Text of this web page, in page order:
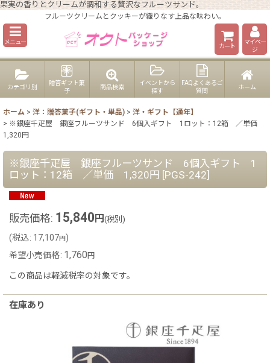
果実の香りとクリームが調和する贅沢なフルーツサンド。
フルーツクリームとクッキーが織りなす上品な味わい。
メニュー
カート
マイペー
ジ
カテゴリ別
贈答ギフト菓
子
商品検索
イベントから
探す
FAQよくあるご
質問
ホーム
ホーム > 洋：贈答菓子(ギフト・単品) > 洋・ギフト【通年】
> ※銀座千疋屋 銀座フルーツサンド 6個入ギフト 1ロット：12箱 ／単価
1,320円
※銀座千疋屋 銀座フルーツサンド 6個入ギフト 1
ロット：12箱 ／単価 1,320円 [PGS-242]
販売価格: 15,840 円 (税別)
(税込: 17,107円)
希望小売価格: 1,760 円
この商品は軽減税率の対象です。
在庫あり